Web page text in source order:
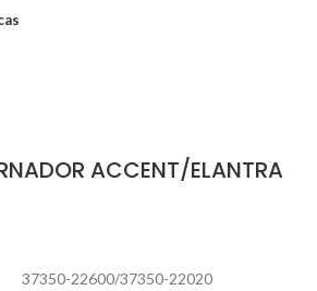
ACCENT/ELANTRA
37350-22600/37350-22020